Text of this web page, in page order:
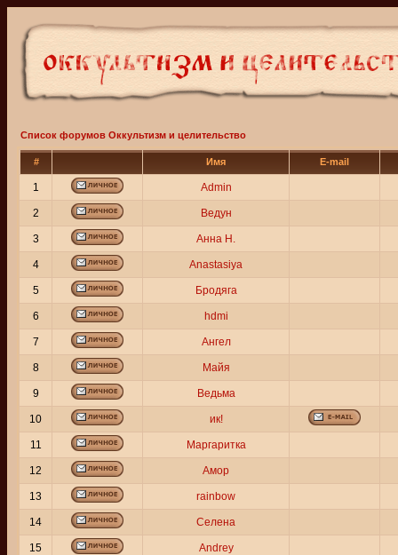
Список форумов Оккультизм и целительство
# Имя E-mail
1 Admin
2 Ведун
3 Анна Н.
4 Anastasiya
5 Бродяга
6 hdmi
7 Ангел
8 Майя
9 Ведьма
10 ик!
11 Маргаритка
12 Амор
13 rainbow
14 Селена
15 Andrey